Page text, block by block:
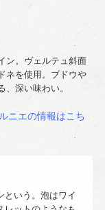
ン。ヴェルテュ斜面
ネを使用。ブドウや
深い味わい。
ニエの情報はこち
という。泡はワイ